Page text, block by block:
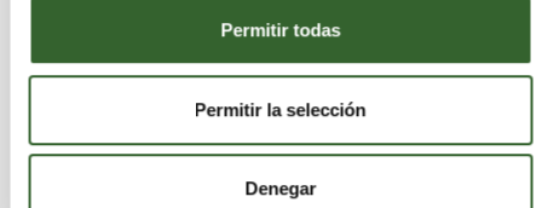
Permitir todas
Permitir la selección
Denegar